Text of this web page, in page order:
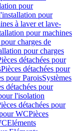
pour
pour
à laver et lave-
pour machines
charges de
pour charges
détachées pour
Pièces détachées pour
pour ParoisSystèmes
détachées pour
l'isolation
détachées pour
WCPièces
Eléments